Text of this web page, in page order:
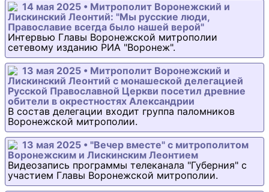
14 мая 2025 • Митрополит Воронежский и
Лискинский Леонтий: "Мы русские люди,
Православие всегда было нашей верой"
Интервью Главы Воронежской митрополии
сетевому изданию РИА "Воронеж".
13 мая 2025 • Митрополит Воронежский и
Лискинский Леонтий с монашеской делегацией
Русской Православной Церкви посетил древние
обители в окрестностях Александрии
В состав делегации входит группа паломников
Воронежской митрополии.
13 мая 2025 • "Вечер вместе" с митрополитом
Воронежским и Лискинским Леонтием
Видеозапись программы телеканала "Губерния" с
участием Главы Воронежской митрополии.